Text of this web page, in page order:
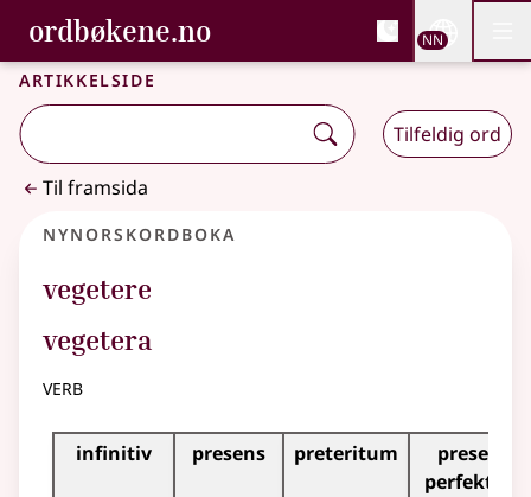
Gå til hovudinnhald
Tilgjenge
ordbøkene.no, Bokmålsordboka og
Bokmålsordboka og Nynorskordboka
NN
Artikkelside
Tilfeldig ord
Til framsida
Nynorskordboka
vegetere
vegetera
verb
Bøyningstabell for dette verbet
infinitiv presens preteritum
presens
perfektum